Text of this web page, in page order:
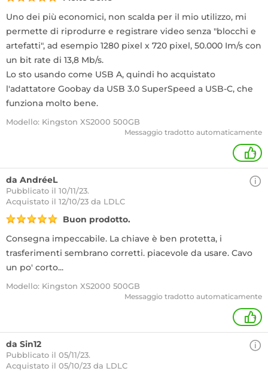
Uno dei più economici, non scalda per il mio utilizzo, mi
permette di riprodurre e registrare video senza "blocchi e
artefatti", ad esempio 1280 pixel x 720 pixel, 50.000 Im/s con
un bit rate di 13,8 Mb/s.
Lo sto usando come USB A, quindi ho acquistato
l'adattatore Goobay da USB 3.0 SuperSpeed a USB-C, che
funziona molto bene.
Modello: Kingston XS2000 500GB
Messaggio tradotto automaticamente
+
da AndréeL
Pubblicato il 10/11/23.
Acquistato il 12/10/23 da LDLC
Buon prodotto.
Consegna impeccabile. La chiave è ben protetta, i
trasferimenti sembrano corretti. piacevole da usare. Cavo
un po' corto...
Modello: Kingston XS2000 500GB
Messaggio tradotto automaticamente
+
da Sin12
Pubblicato il 05/11/23.
Acquistato il 05/10/23 da LDLC